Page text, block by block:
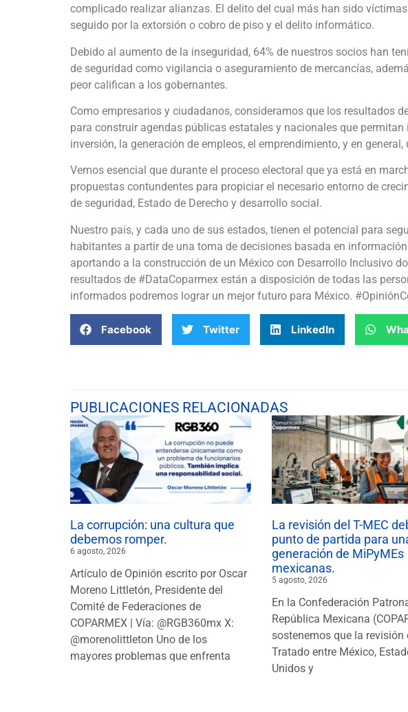
complicado realizar alianzas. El delito del cual más han sido
seguido por la extorsión o cobro de piso y el delito informático.
Debido al aumento de la inseguridad, 64% de nuestros socios han
de seguridad como vigilancia o aseguramiento de mercancías,
peor califican a los gobernantes.
Como empresarios y ciudadanos, consideramos que los resultados
para construir agendas públicas estatales y nacionales que
inversión, la generación de empleos, el emprendimiento, y en
Vemos esencial que durante el proceso electoral que ya está en
propuestas contundentes para propiciar el necesario entorno de
de seguridad, Estado de Derecho y desarrollo social.
Nuestro país, y cada uno de sus estados, tienen el potencial para
habitantes a partir de una toma de decisiones basada en
aportando a la construcción de un México con Desarrollo Inclusivo
resultados de #DataCoparmex están a disposición de todas las
informados podremos lograr un mejor futuro para México.
Facebook Twitter LinkedIn
PUBLICACIONES RELACIONADAS
La corrupción: una cultura que
debemos romper.
6 agosto, 2026
Artículo de Opinión escrito por Oscar
Moreno Littletón, Presidente del
Comité de Federaciones de
COPARMEX | Vía: @RGB360mx X:
@morenolittleton Uno de los
mayores problemas que enfrenta
La revisión del T-MEC
punto de partida para
generación de MiPyMEs
mexicanas.
5 agosto, 2026
En la Confederación
República Mexicana
sostenemos que la revisión
Tratado entre México,
Unidos y